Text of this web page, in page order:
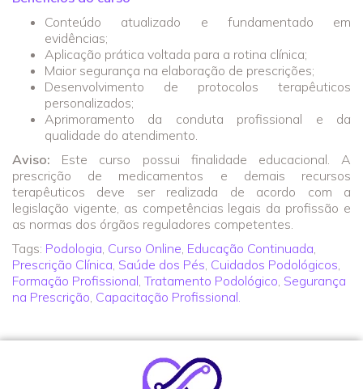
Conteúdo atualizado e fundamentado em
evidências;
Aplicação prática voltada para a rotina clínica;
Maior segurança na elaboração de prescrições;
Desenvolvimento de protocolos terapêuticos
personalizados;
Aprimoramento da conduta profissional e da
qualidade do atendimento.
Aviso: Este curso possui finalidade educacional. A
prescrição de medicamentos e demais recursos
terapêuticos deve ser realizada de acordo com a
legislação vigente, as competências legais da profissão e
as normas dos órgãos reguladores competentes.
Tags: Podologia Curso Online Educação Continuada
Prescrição Clínica Saúde dos Pés Cuidados Podológicos
Formação Profissional Tratamento Podológico Segurança
na Prescrição Capacitação Profissional.